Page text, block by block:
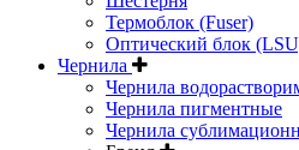
Термоблок (Fuser)
Оптический блок
Чернила
Чернила
Чернила пигментные
Чернила